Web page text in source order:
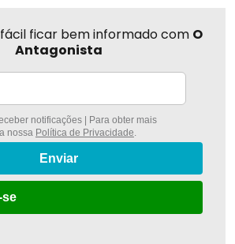
ficar bem informado com O
Antagonista
notificações | Para obter mais
nossa Política de Privacidade.
Enviar
se